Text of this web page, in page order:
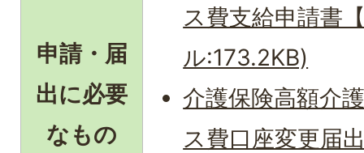
申請・届
出に必要
なもの
ス費支給申請書
ル:173.2KB)
介護保険高額介
ス費口座変更届